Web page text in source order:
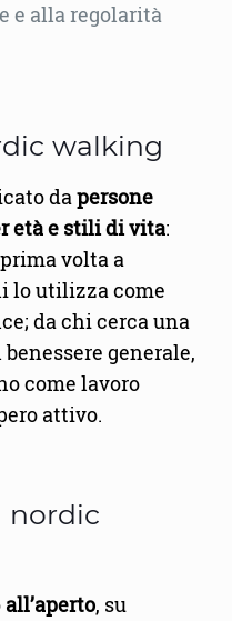
e alla regolarità
walking
dapersone
età e stili di vita:
volta a
lo utilizza come
da chi cerca una
generale,
come lavoro
attivo.
nordic
all’aperto, su